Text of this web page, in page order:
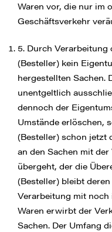
Waren vor, die nur im
Geschäftsverkehr
5. Durch
(Besteller) kein
hergestellten Sachen.
unentgeltlich
dennoch der
Umstände erlöschen,
(Besteller) schon jetzt
an den Sachen mit
übergeht, der die
(Besteller) bleibt
Verarbeitung mit
Waren erwirbt der
Sachen. Der Umfang